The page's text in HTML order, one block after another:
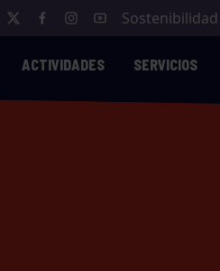
Sostenibilidad
ACTIVIDADES SERVICIOS